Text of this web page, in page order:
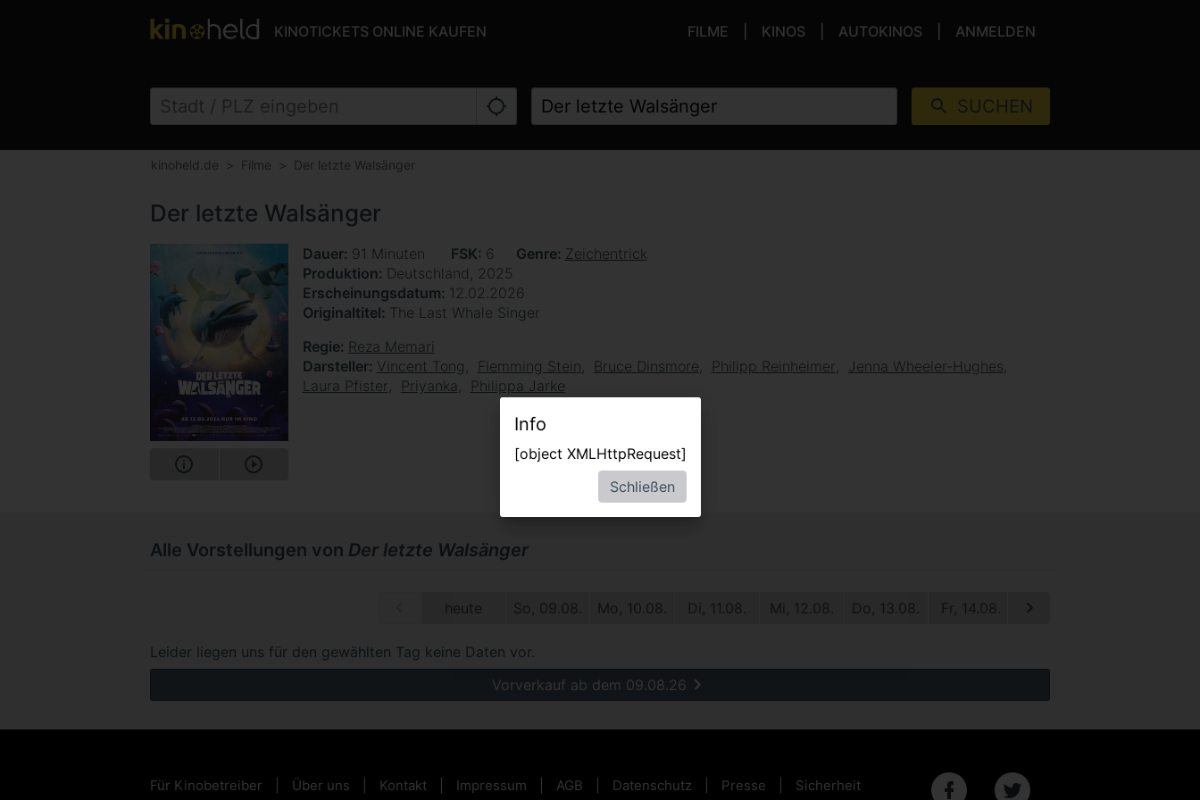
KINOTICKETS ONLINE KAUFEN FILME KINOS AUTOKINOS ANMELDEN
SUCHEN
kinoheld.de Filme Der letzte Walsänger
Der letzte Walsänger
Dauer 91 Minuten FSK 6 Genre Zeichentrick
Produktion Deutschland, 2025
Erscheinungsdatum 12.02.2026
Originaltitel The Last Whale Singer
Regie Reza Memari
Darsteller Vincent Tong Flemming Stein Bruce Dinsmore Philipp Reinheimer
Jenna Wheeler-Hughes
Laura Pfister
Priyanka Philippa Jarke
Alle Vorstellungen von Der letzte Walsänger
heute So, 09.08. Mo, 10.08. Di, 11.08. Mi, 12.08. Do, 13.08. Fr, 14.08. Sa, 15.08.
Leider liegen uns für den gewählten Tag keine Daten vor.
Vorverkauf ab dem 09.08.26
Für Kinobetreiber Über uns Kontakt Impressum AGB Datenschutz Presse Sicherheit
Info
[object XMLHttpRequest]
Schließen